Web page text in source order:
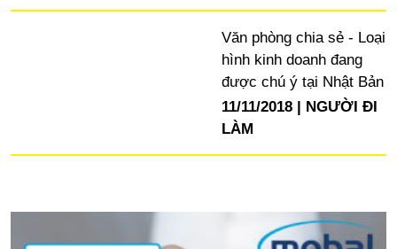
Văn phòng chia sẻ - Loại
hình kinh doanh đang
được chú ý tại Nhật Bản
11/11/2018
NGƯỜI ĐI
LÀM